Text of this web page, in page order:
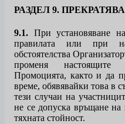
РАЗДЕЛ 9.
9.1. При установяване
правилата или при
обстоятелства
променя
Промоцията, както и да
време, обявявайки това в
тези случаи на
не се допуска връщане на
тяхната стойност.